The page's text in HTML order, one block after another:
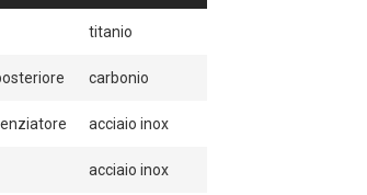
titanio
carbonio
acciaio inox
acciaio inox